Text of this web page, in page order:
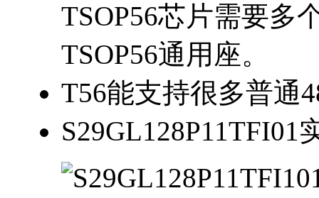
TSOP56芯片需要多
TSOP56通用座。
T56能支持很多普通
S29GL128P11TFI01